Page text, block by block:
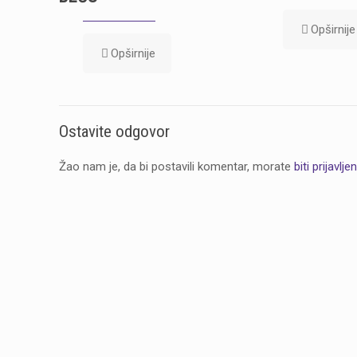
Opširnije
Opširnije
Ostavite odgovor
Žao nam je, da bi postavili komentar, morate biti